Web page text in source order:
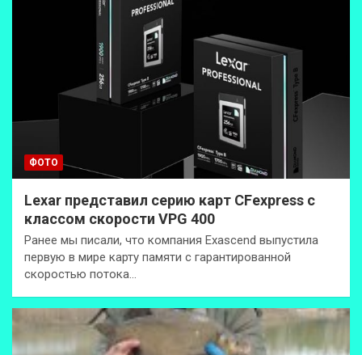
ФОТО
Lexar представил серию карт CFexpress с
классом скорости VPG 400
Ранее мы писали, что компания Exascend выпустила
первую в мире карту памяти с гарантированной
скоростью потока…